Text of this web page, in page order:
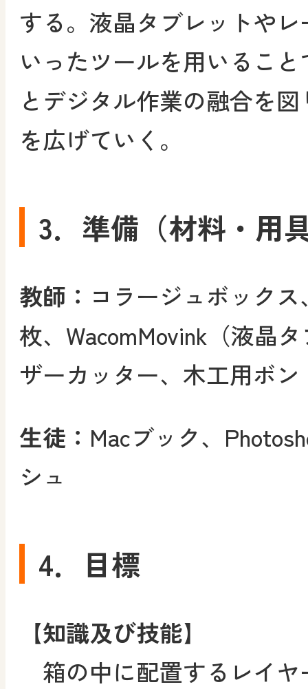
する。液晶タブレットや
いったツールを用いるこ
とデジタル作業の融合を
を広げていく。
3．準備（材料・用
教師： コラージュボック
枚、WacomMovink（液晶
ザーカッター、木工用ボ
生徒： Macブック、
シュ
4．目標
【知識及び技能】
箱の中に配置するレイヤ